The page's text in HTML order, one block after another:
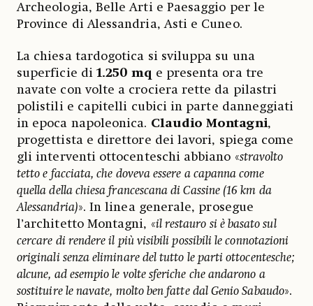
Archeologia, Belle Arti e Paesaggio per le
Province di Alessandria, Asti e Cuneo.
La chiesa tardogotica si sviluppa su una
superficie di1.250 mq e presenta ora tre
navate con volte a crociera rette da pilastri
polistili e capitelli cubici in parte danneggiati
in epoca napoleonica. Claudio Montagni,
progettista e direttore dei lavori, spiega come
gli interventi ottocenteschi abbiano «stravolto
tetto e facciata, che doveva essere a capanna come
quella della chiesa francescana di Cassine (16 km da
Alessandria)». In linea generale, prosegue
l’architetto Montagni, «il restauro si è basato sul
cercare di rendere il più visibili possibili le connotazioni
originali senza eliminare del tutto le parti ottocentesche;
alcune, ad esempio le volte sferiche che andarono a
sostituire le navate, molto ben fatte dal Genio Sabaudo».